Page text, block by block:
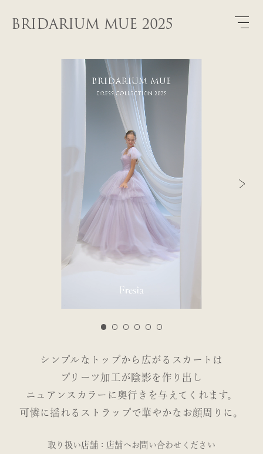
BRIDARIUM MUE 2025
WEDDING DRESS
COLOR DRESS
TUXEDO
KIMONO
ダウンロード
シンプルなトップから広がるスカートは
プリーツ加工が陰影を作り出し
ニュアンスカラーに奥行きを与えてくれます。
可憐に揺れるストラップで華やかなお顔周りに。
取り扱い店舗：店舗へお問い合わせください